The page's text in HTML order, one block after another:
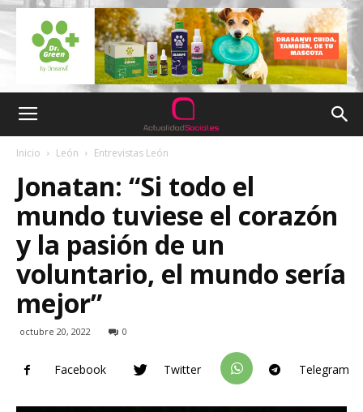
Inicio León Entrevistas León
Jonatan: “Si todo el
mundo tuviese el corazón
y la pasión de un
voluntario, el mundo sería
mejor”
octubre 20, 2022 0
Facebook Twitter Telegram